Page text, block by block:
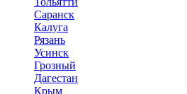
Саранск
Калуга
Рязань
Усинск
Грозный
Дагестан
Крым